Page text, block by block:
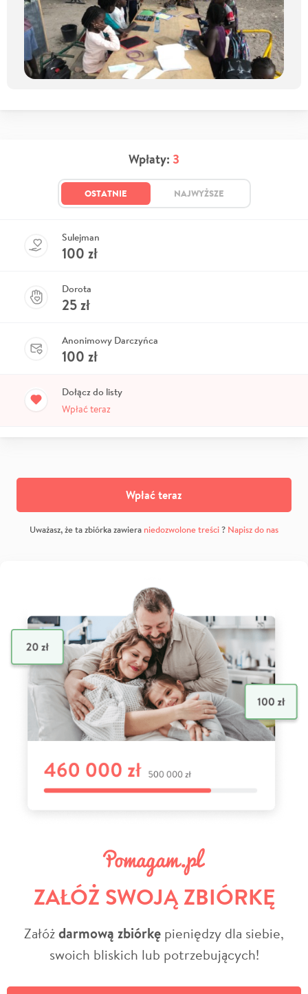
Wpłaty: 3
OSTATNIE NAJWYŻSZE
Sulejman
100 zł
Dorota
25zł
Anonimowy Darczyńca
100 zł
Dołącz do listy
Wpłać teraz
Wpłać teraz
Uważasz, że ta zbiórka zawiera niedozwolone treści? Napisz do nas
ZAŁÓŻ SWOJĄ ZBIÓRKĘ
Załóżdarmową zbiórkę pieniędzy dla siebie,
swoich bliskich lub potrzebujących!